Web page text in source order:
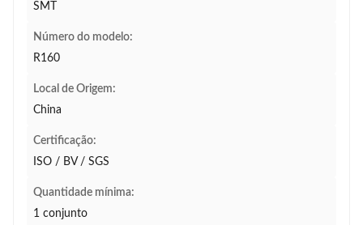
SMT
Número do modelo:
R160
Local de Origem:
China
Certificação:
ISO / BV / SGS
Quantidade mínima:
1 conjunto